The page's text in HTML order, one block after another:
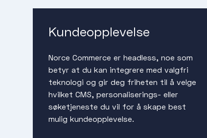
Kundeopplevelse
Norce Commerce er headless, noe som
betyr at du kan integrere med valgfri
teknologi og gir deg friheten til å velge
hvilket CMS, personaliserings- eller
søketjeneste du vil for å skape best
mulig kundeopplevelse.